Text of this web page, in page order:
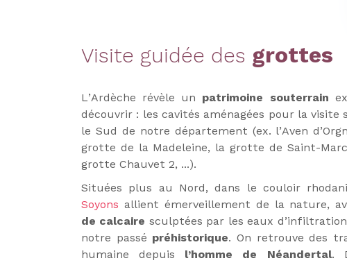
Visite guidée des grottes
L’Ardèche révèle un patrimoine souterrain
découvrir : les cavités aménagées pour la visite
le Sud de notre département (ex. l’Aven
grotte de la Madeleine, la grotte de Saint-
grotte Chauvet 2, ...).
Situées plus au Nord, dans le couloir
Soyons allient émerveillement de la nature,
de calcaire sculptées par les eaux
notre passé préhistorique.On retrouve des
humaine depuis l’homme de Néandertal.